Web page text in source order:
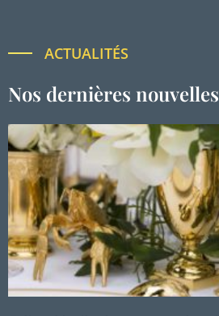
ACTUALITÉS
Nos dernières nouvelles